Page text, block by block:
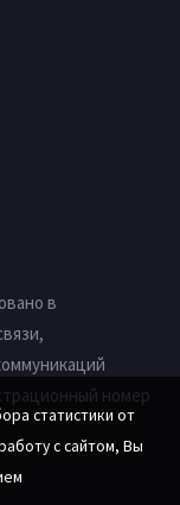
в
номер
статистики от
с сайтом, Вы